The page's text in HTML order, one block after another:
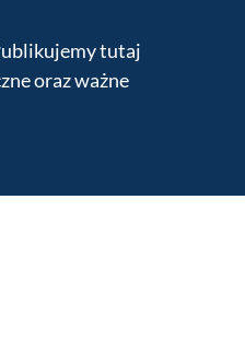
tutaj
oraz ważne